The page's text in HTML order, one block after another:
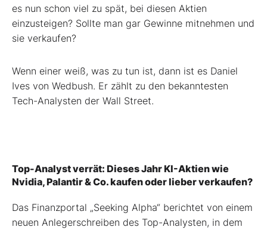
es nun schon viel zu spät, bei diesen Aktien
einzusteigen? Sollte man gar Gewinne mitnehmen und
sie verkaufen?
Wenn einer weiß, was zu tun ist, dann ist es Daniel
Ives von Wedbush. Er zählt zu den bekanntesten
Tech-Analysten der Wall Street.
Top-Analyst verrät: Dieses Jahr KI-Aktien wie
Nvidia, Palantir & Co. kaufen oder lieber verkaufen?
Das Finanzportal „Seeking Alpha“ berichtet von einem
neuen Anlegerschreiben des Top-Analysten, in dem